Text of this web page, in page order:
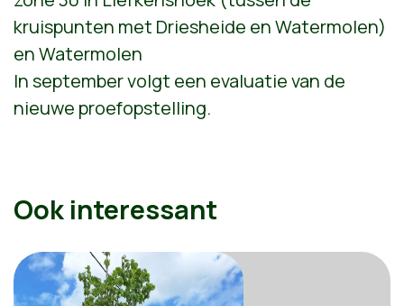
kruispunten met Driesheide en Watermolen)
en Watermolen
In september volgt een evaluatie van de
nieuwe proefopstelling.
Ook interessant